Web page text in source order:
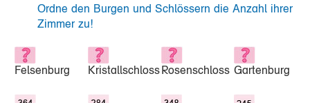
Ordne den Burgen und Schlössern die Anzahl ihrer
Zimmer zu!
Felsenburg Kristallschloss Rosenschloss Gartenburg